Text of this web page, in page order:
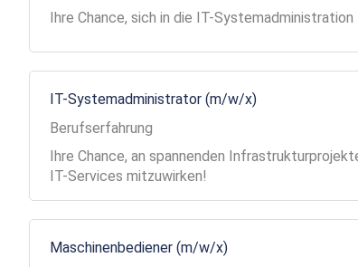
Ihre Chance, sich in die IT-
IT-Systemadministrator (m/w/x)
Berufserfahrung
Ihre Chance, an spannenden
IT-Services mitzuwirken!
Maschinenbediener (m/w/x)